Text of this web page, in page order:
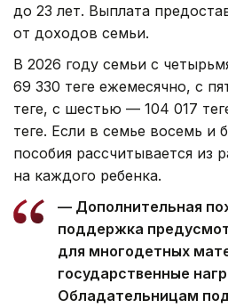
до 23 лет. Выплата
от доходов семьи.
В 2026 году семьи с
69 330 теңге ежемесячно, с
теңге, с шестью — 104 017
теңге. Если в семье восемь и
пособия рассчитывается из
на каждого ребенка.
— Дополнительная
поддержка
для многодетных
государственные
Обладательницам